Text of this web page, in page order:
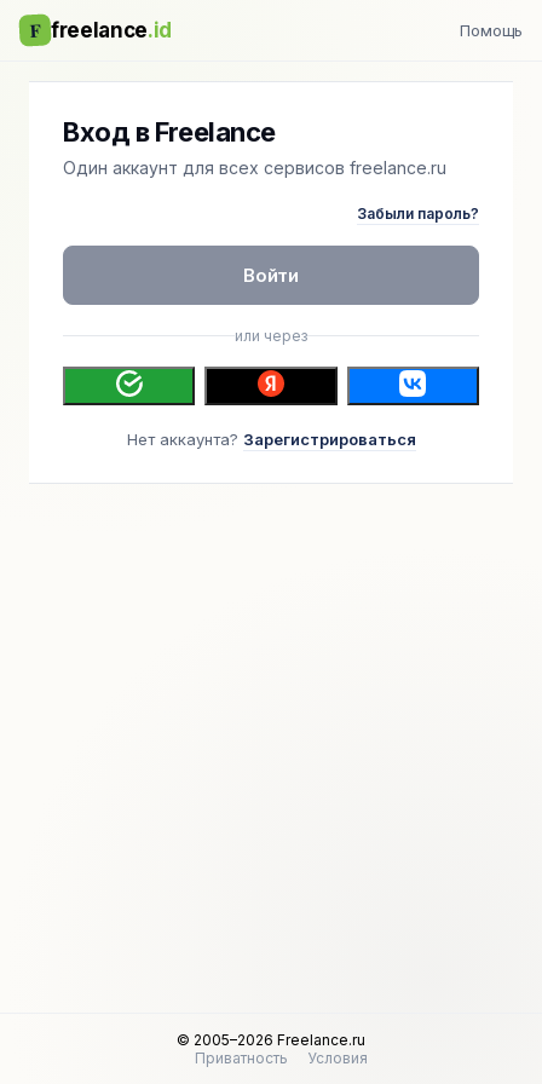
F freelance.id Помощь
Вход в Freelance
Один аккаунт для всех сервисов freelance.ru
Забыли пароль?
Войти
или через
Нет аккаунта? Зарегистрироваться
© 2005–2026 Freelance.ru
Приватность
Условия